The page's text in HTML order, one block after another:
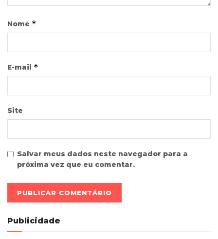
Nome *
E-mail *
Site
Salvar meus dados neste navegador para a
próxima vez que eu comentar.
Publicidade